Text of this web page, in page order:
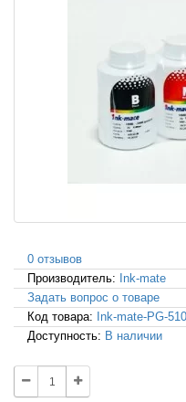
0 отзывов
Производитель: Ink-mate
Задать вопрос о товаре
Код товара: Ink-mate-PG-
Доступность: В наличии